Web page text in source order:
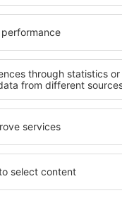
Cazare în Mazzaro
Cazare în Anyer
de cazare - regiuni
Cazare in Chiapas
Republic